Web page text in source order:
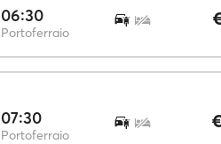
06:30
Portoferraio
07:30
Portoferraio